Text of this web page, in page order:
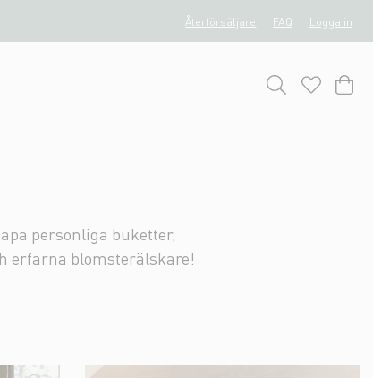
Återförsäljare FAQ Logga in
personliga buketter,
erfarna blomsterälskare!